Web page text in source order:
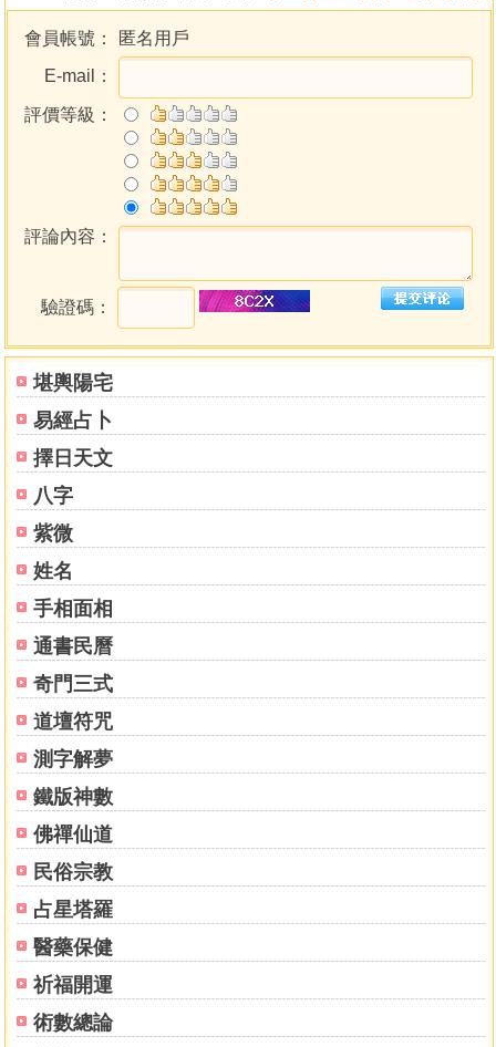
堪輿陽宅
易經占卜
擇日天文
八字
紫微
姓名
手相面相
通書民曆
奇門三式
道壇符咒
測字解夢
鐵版神數
佛禪仙道
民俗宗教
占星塔羅
醫藥保健
祈福開運
術數總論
第二節 友誼與愛情的關聯
第三節 把握友誼愛情的異同
第四章 太陽在黃道星座的愛情
第五章 月球在黃道星座的愛情
第六章 十二星座適合的感情
第七章 金星和先天星座的感應
第八章 金星在後天宮位的影響
第一節 黃道十二宮的結合
第二節 十二星座的婚配
第十章 十二星座相稱和不相稱的對象
第十一章 十二星座代表名人
第十二章 十二星座名人實例
一．白羊座人物實例：成龍
二．金牛座人物實例：瓦倫鐵諾
三．雙子座人物實例：瑪麗蓮．夢露
四．巨蟹座人物實例：溫莎公爵
五．獅子座人物實例：蕭薔
六．室女座人物實例：史恩．康納萊
七．天秤座人物實例：劉德華
八．天蠍座人物實例：林志穎
九．人馬座人物實例：李小龍
十．魔羯座人物實例：艾維斯．普里斯萊
十一．寶瓶座人物實例：莫札特
十二．雙魚座人物實例：伊莉莎白．泰勒
第十三章 愛情合盤與合作星盤分析
星象影響藝人特質與性格
王力宏與李玟
吳奇隆與徐若瑄
陳曉東和梁詠琪
謝祖武和張玉燕
黎明與舒琪
張智霖和袁詠儀
蕭薔和林瑞陽
林志穎與徐懷玉
林志穎、柯佳青
會員帳號：
匿名用戶
E-mail：
評價等級：
評論內容：
驗證碼：